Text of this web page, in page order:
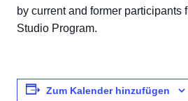
by current and former participants
Studio Program.
Zum Kalender hinzufügen